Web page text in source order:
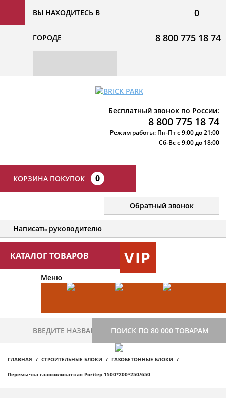
ВЫ НАХОДИТЕСЬ В
ГОРОДЕ
0
8 800 775 18 74
Бесплатный звонок по России:
8 800 775 18 74
Режим работы: Пн-Пт с 9:00 до 21:00
Сб-Вс с 9:00 до 18:00
КОРЗИНА ПОКУПОК 0
Обратный звонок
Написать руководителю
КАТАЛОГ ТОВАРОВ VIP
Меню
ПОИСК ПО 80 000 ТОВАРАМ
ГЛАВНАЯ СТРОИТЕЛЬНЫЕ БЛОКИ ГАЗОБЕТОННЫЕ БЛОКИ
Перемычка газосиликатная Poritep 1500*200*250/650